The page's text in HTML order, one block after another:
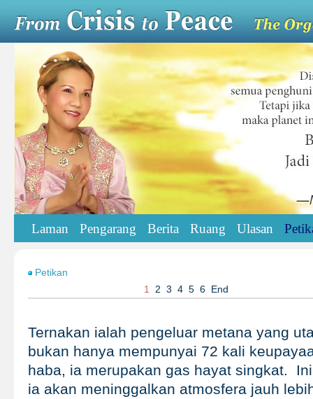
Laman Pengarang Berita Ruang Ulasan
Petikan
1
2 3 4 5 6 End
Ternakan ialah pengeluar metana yang
bukan hanya mempunyai 72 kali
haba, ia merupakan gas hayat singkat.
ia akan meninggalkan atmosfera jauh